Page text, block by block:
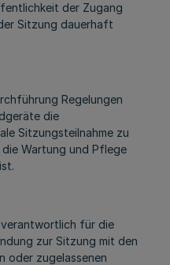
der Zugang
Sitzung dauerhaft
Regelungen
die
Sitzungsteilnahme zu
Wartung und Pflege
verantwortlich für die
zur Sitzung mit den
oder zugelassenen